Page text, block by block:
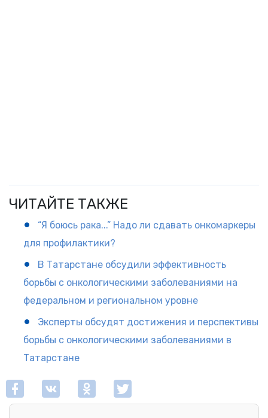
ЧИТАЙТЕ ТАКЖЕ
“Я боюсь рака...” Надо ли сдавать онкомаркеры
для профилактики?
В Татарстане обсудили эффективность
борьбы с онкологическими заболеваниями на
федеральном и региональном уровне
Эксперты обсудят достижения и перспективы
борьбы с онкологическими заболеваниями в
Татарстане